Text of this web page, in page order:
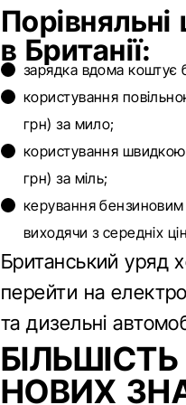
в Британії:
зарядка вдома коштує
користування
грн) за мило;
користування
грн) за міль;
керування
виходячи з середніх
Британський уряд
перейти на
та дизельні
НОВИХ